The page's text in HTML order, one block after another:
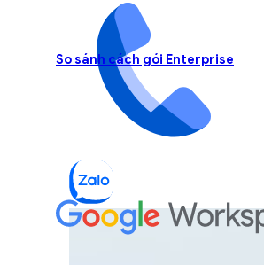
So sánh cách gói Enterprise